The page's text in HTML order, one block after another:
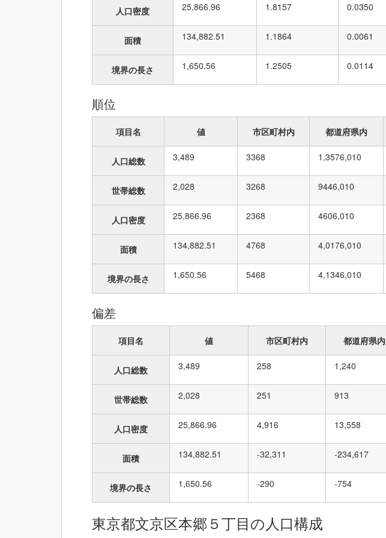
人口密度 25,866.96 1.8157 0.0350
面積 134,882.51 1.1864 0.0061
境界の長さ 1,650.56 1.2505 0.0114
順位
項目名 値 市区町村内 都道府県内
人口総数 3,489 3368 1,3576,010
世帯総数 2,028 3268 9446,010
人口密度 25,866.96 2368 4606,010
面積 134,882.51 4768 4,0176,010
境界の長さ 1,650.56 5468 4,1346,010
偏差
項目名 値 市区町村内 都道府県内
人口総数 3,489 258 1,240
世帯総数 2,028 251 913
人口密度 25,866.96 4,916 13,558
面積 134,882.51 -32,311 -234,617
境界の長さ 1,650.56 -290 -754
東京都文京区本郷５丁目の人口構成